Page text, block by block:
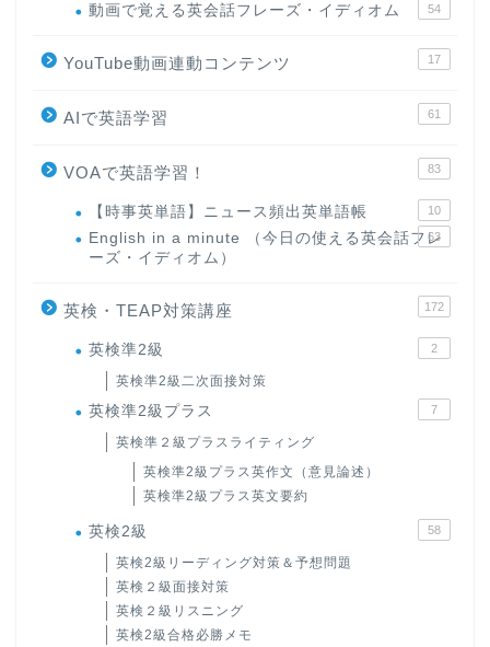
動画で覚える英会話フレーズ・イディオム 54
YouTube動画連動コンテンツ 17
AIで英語学習 61
VOAで英語学習！ 83
【時事英単語】ニュース頻出英単語帳 10
English in a minute （今日の使える英会話フレ
ーズ・イディオム）
63
英検・TEAP対策講座 172
英検準2級 2
英検準2級二次面接対策
英検準2級プラス 7
英検準２級プラスライティング
英検準2級プラス英作文（意見論述）
英検準2級プラス英文要約
英検2級 58
英検2級リーディング対策＆予想問題
英検２級面接対策
英検２級リスニング
英検2級合格必勝メモ